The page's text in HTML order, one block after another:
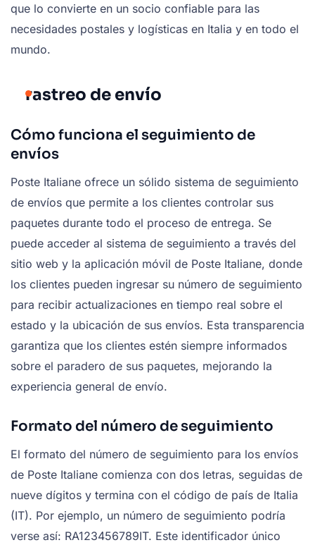
que lo convierte en un socio confiable para las
necesidades postales y logísticas en Italia y en todo el
mundo.
rastreo de envío
Cómo funciona el seguimiento de
envíos
Poste Italiane ofrece un sólido sistema de seguimiento
de envíos que permite a los clientes controlar sus
paquetes durante todo el proceso de entrega. Se
puede acceder al sistema de seguimiento a través del
sitio web y la aplicación móvil de Poste Italiane, donde
los clientes pueden ingresar su número de seguimiento
para recibir actualizaciones en tiempo real sobre el
estado y la ubicación de sus envíos. Esta transparencia
garantiza que los clientes estén siempre informados
sobre el paradero de sus paquetes, mejorando la
experiencia general de envío.
Formato del número de seguimiento
El formato del número de seguimiento para los envíos
de Poste Italiane comienza con dos letras, seguidas de
nueve dígitos y termina con el código de país de Italia
(IT). Por ejemplo, un número de seguimiento podría
verse así: RA123456789IT. Este identificador único